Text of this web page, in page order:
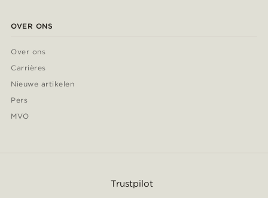
OVER ONS
Over ons
Carrières
Nieuwe artikelen
Pers
MVO
Trustpilot